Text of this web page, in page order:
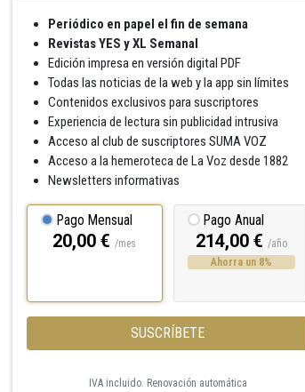
Periódico en papel el fin de semana
Revistas YES y XL Semanal
Edición impresa en versión digital PDF
Todas las noticias de la web y la app sin límites
Contenidos exclusivos para suscriptores
Experiencia de lectura sin publicidad intrusiva
Acceso al club de suscriptores SUMA VOZ
Acceso a la hemeroteca de La Voz desde 1882
Newsletters informativas
Pago Mensual
20,00 €/mes
Pago Anual
214,00 €/año
Ahorra un 8%
SUSCRÍBETE
IVA incluido. Renovación automática